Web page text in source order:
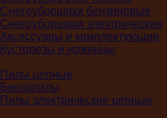
Снегоуборщики бензиновые
Снегоуборщики электрические
Аксессуары и комплектующие
Кусторезы и ножницы
Пилы цепные
Бензопилы
Пилы электрические цепные